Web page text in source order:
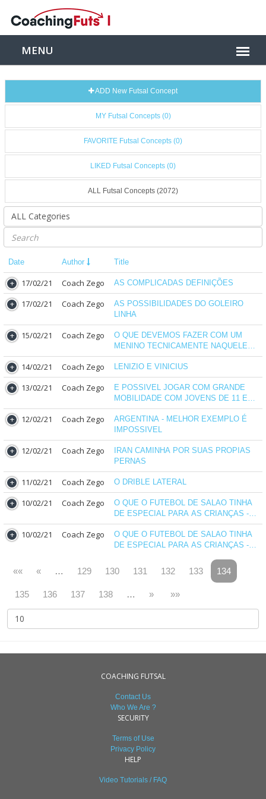
ADD New Futsal Concept
MY Futsal Concepts (0)
FAVORITE Futsal Concepts (0)
LIKED Futsal Concepts (0)
ALL Futsal Concepts (2072)
Date Author Title
17/02/21 Coach Zego AS COMPLICADAS DEFINIÇÕES
17/02/21 Coach Zego
AS POSSIBILIDADES DO GOLEIRO
LINHA
15/02/21 Coach Zego
O QUE DEVEMOS FAZER COM UM
MENINO TECNICAMENTE NAQUELE
MOMENTO LIMITADO MAS QUE
ADORA JOGAR ????
14/02/21 Coach Zego LENIZIO E VINICIUS
13/02/21 Coach Zego
E POSSIVEL JOGAR COM GRANDE
MOBILIDADE COM JOVENS DE 11 E
12 ANOS ???
12/02/21 Coach Zego
ARGENTINA - MELHOR EXEMPLO É
IMPOSSIVEL
12/02/21 Coach Zego
IRAN CAMINHA POR SUAS PROPIAS
PERNAS
11/02/21 Coach Zego O DRIBLE LATERAL
10/02/21 Coach Zego
O QUE O FUTEBOL DE SALAO TINHA
DE ESPECIAL PARA AS CRIANÇAS -
PARTE VI
10/02/21 Coach Zego
O QUE O FUTEBOL DE SALAO TINHA
DE ESPECIAL PARA AS CRIANÇAS -
«« « … 129 130 131 132 133 134
135 136 137 138 … » »»
COACHING FUTSAL
Contact Us
Who We Are ?
SECURITY
Terms of Use
Privacy Policy
HELP
Video Tutorials / FAQ